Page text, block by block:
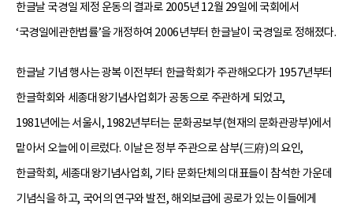
한글날 국경일 제정 운동의 결과로 2005년 12월 29일에 국회에서
‘국경일에관한법률’을 개정하여 2006년부터 한글날이 국경일로 정해졌다.
한글날 기념 행사는 광복 이전부터 한글학회가 주관해오다가 1957년부터
한글학회와 세종대왕기념사업회가 공동으로 주관하게 되었고,
1981년에는 서울시, 1982년부터는 문화공보부(현재의 문화관광부)에서
맡아서 오늘에 이르렀다. 이날은 정부 주관으로 삼부(三府)의 요인,
한글학회, 세종대왕기념사업회, 기타 문화단체의 대표들이 참석한 가운데
기념식을 하고, 국어의 연구와 발전, 해외보급에 공로가 있는 이들에게